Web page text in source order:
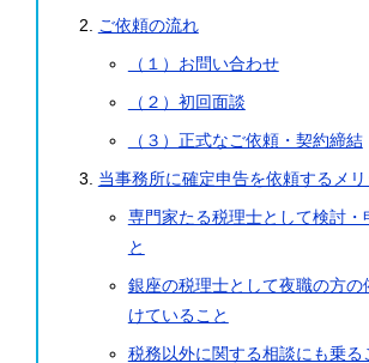
ご依頼の流れ
（１）お問い合わせ
（２）初回面談
（３）正式なご依頼・契約締結
当事務所に確定申告を依頼するメリ
専門家たる税理士として検討・
と
銀座の税理士として夜職の方の
けていること
税務以外に関する相談にも乗る